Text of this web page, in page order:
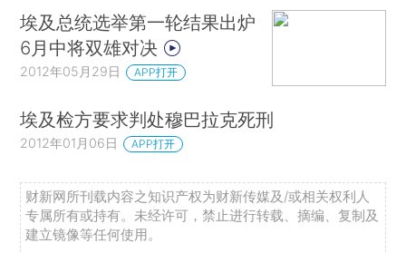
埃及总统选举第一轮结果出炉
6月中将双雄对决
2012年05月29日 APP打开
埃及检方要求判处穆巴拉克死刑
2012年01月06日 APP打开
财新网所刊载内容之知识产权为财新传媒及/或相关权利人
专属所有或持有。未经许可，禁止进行转载、摘编、复制及
建立镜像等任何使用。